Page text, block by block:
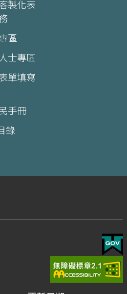
製化表
區
士專區
單填寫
手冊
錄